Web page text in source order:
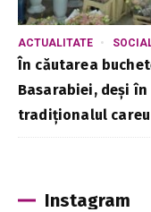
ACTUALITATE
În căutarea
Basarabiei, deși
tradiționalul careu
Instagram